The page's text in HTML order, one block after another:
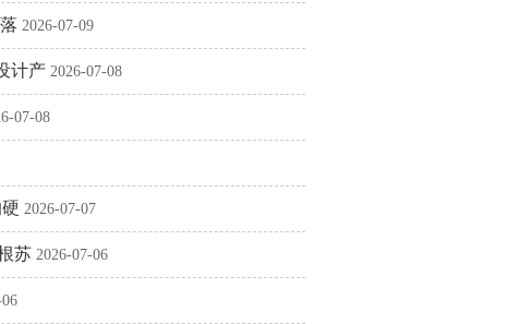
2026-07-09
计产 2026-07-08
07-08
2026-07-07
苏 2026-07-06